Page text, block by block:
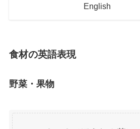
English
食材の英語表現
野菜・果物